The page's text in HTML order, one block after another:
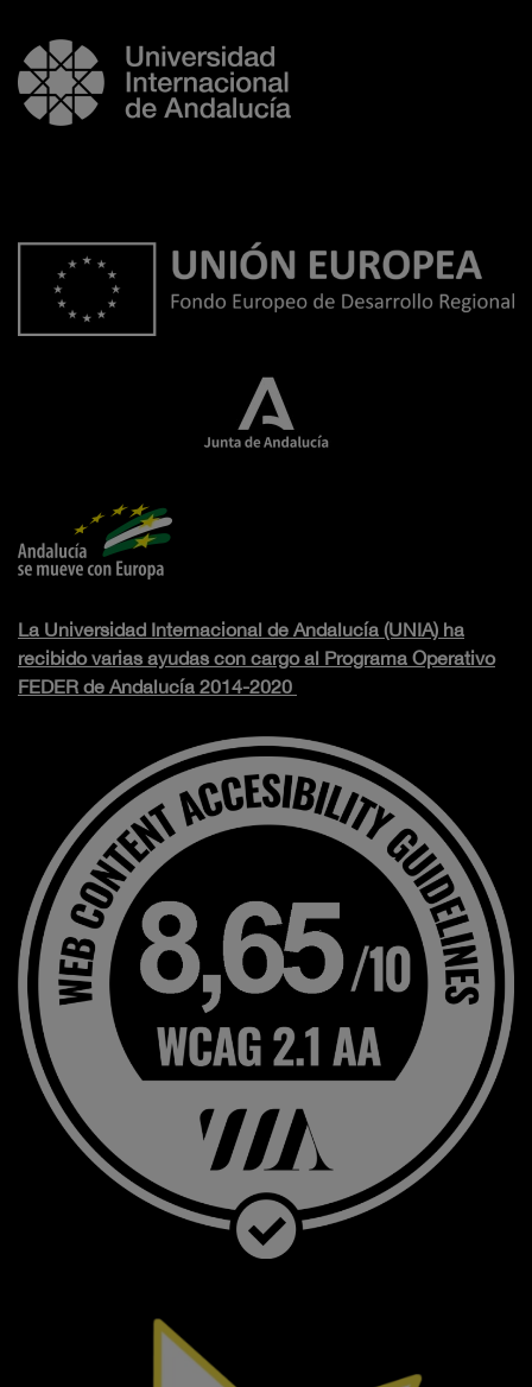
La Universidad Internacional de Andalucía (UNIA) ha
recibido varias ayudas con cargo al Programa Operativo
FEDER de Andalucía 2014-2020